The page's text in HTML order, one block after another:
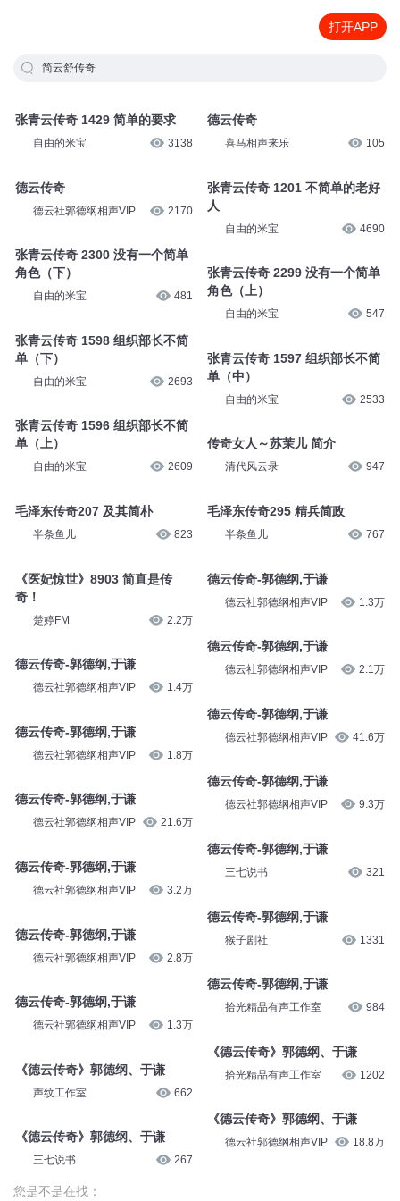
打开APP
简云舒传奇
张青云传奇 1429 简单的要求
自由的米宝 3138
德云传奇
德云社郭德纲相声VIP 2170
张青云传奇 2300 没有一个简单
角色（下）
自由的米宝 481
张青云传奇 1598 组织部长不简
单（下）
自由的米宝 2693
张青云传奇 1596 组织部长不简
单（上）
自由的米宝 2609
毛泽东传奇207 及其简朴
半条鱼儿 823
《医妃惊世》8903 简直是传
奇！
楚婷FM 2.2万
德云传奇-郭德纲,于谦
德云社郭德纲相声VIP 1.4万
德云传奇-郭德纲,于谦
德云社郭德纲相声VIP 1.8万
德云传奇-郭德纲,于谦
德云社郭德纲相声VIP 21.6万
德云传奇-郭德纲,于谦
德云社郭德纲相声VIP 3.2万
德云传奇-郭德纲,于谦
德云社郭德纲相声VIP 2.8万
德云传奇-郭德纲,于谦
德云社郭德纲相声VIP 1.3万
《德云传奇》郭德纲、于谦
声纹工作室 662
《德云传奇》郭德纲、于谦
三七说书 267
德云传奇
喜马相声来乐 105
张青云传奇 1201 不简单的老好
人
自由的米宝 4690
张青云传奇 2299 没有一个简单
角色（上）
自由的米宝 547
张青云传奇 1597 组织部长不简
单（中）
自由的米宝 2533
传奇女人～苏茉儿 简介
清代风云录 947
毛泽东传奇295 精兵简政
半条鱼儿 767
德云传奇-郭德纲,于谦
德云社郭德纲相声VIP 1.3万
德云传奇-郭德纲,于谦
德云社郭德纲相声VIP 2.1万
德云传奇-郭德纲,于谦
德云社郭德纲相声VIP 41.6万
德云传奇-郭德纲,于谦
德云社郭德纲相声VIP 9.3万
德云传奇-郭德纲,于谦
三七说书 321
德云传奇-郭德纲,于谦
猴子剧社 1331
德云传奇-郭德纲,于谦
拾光精品有声工作室 984
《德云传奇》郭德纲、于谦
拾光精品有声工作室 1202
《德云传奇》郭德纲、于谦
德云社郭德纲相声VIP 18.8万
您是不是在找：